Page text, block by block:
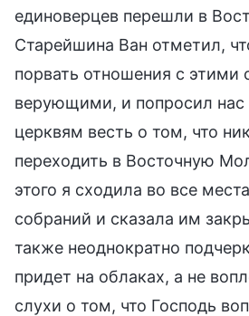
единоверцев перешли в
Старейшина Ван отметил,
порвать отношения с этими
верующими, и попросил нас
церквям весть о том, что
переходить в Восточную
этого я сходила во все
собраний и сказала им
также неоднократно
придет на облаках, а не
слухи о том, что Господь